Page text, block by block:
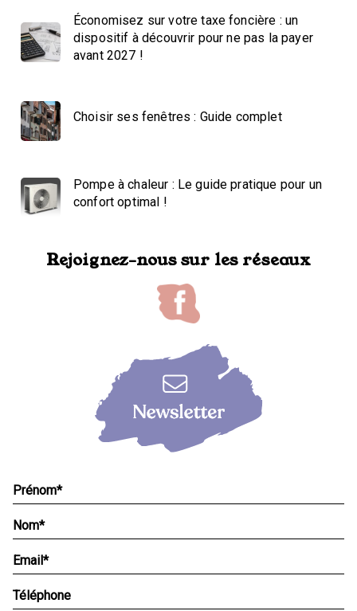
Économisez sur votre taxe foncière : un
dispositif à découvrir pour ne pas la payer
avant 2027 !
Choisir ses fenêtres : Guide complet
Pompe à chaleur : Le guide pratique pour un
confort optimal !
Rejoignez-nous sur les réseaux